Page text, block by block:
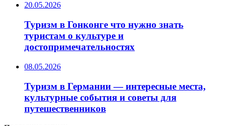
20.05.2026
Туризм в Гонконге что нужно знать
туристам о культуре и
достопримечательностях
08.05.2026
Туризм в Германии — интересные места,
культурные события и советы для
путешественников